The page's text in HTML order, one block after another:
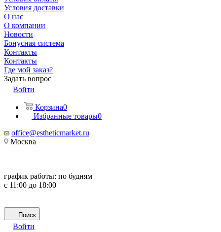
Условия доставки
О нас
О компании
Новости
Бонусная система
Контакты
Контакты
Где мой заказ?
Задать вопрос
Войти
Корзина0
Избранные товары0
office@estheticmarket.ru
Москва
график работы: по будням
с 11:00 до 18:00
Поиск
Войти